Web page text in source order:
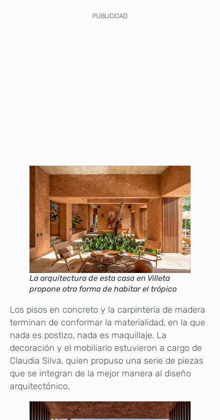
PUBLICIDAD
La arquitectura de esta casa en Villeta
propone otra forma de habitar el trópico
Los pisos en concreto y la carpintería de madera
terminan de conformar la materialidad, en la que
nada es postizo, nada es maquillaje. La
decoración y el mobiliario estuvieron a cargo de
Claudia Silva, quien propuso una serie de piezas
que se integran de la mejor manera al diseño
arquitectónico.